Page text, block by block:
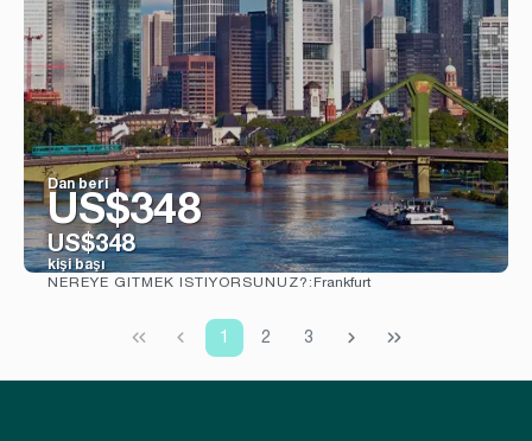
Dan beri
US$348
US$348
kişi başı
NEREYE GITMEK ISTIYORSUNUZ?: Frankfurt
1 2 3